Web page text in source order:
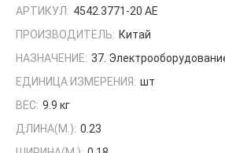
АРТИКУЛ: 4542.3771-20 AE
ПРОИЗВОДИТЕЛЬ: Китай
НАЗНАЧЕНИЕ: 37.
ЕДИНИЦА ИЗМЕРЕНИЯ: шт
ВЕС: 9.9 кг
ДЛИНА(М.): 0.23